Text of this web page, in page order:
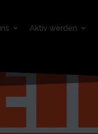
Aktiv werden